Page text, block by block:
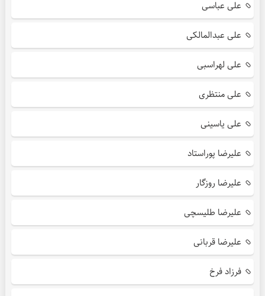
علی عباسی
علی عبدالمالکی
علی لهراسبی
علی منتظری
علی یاسینی
علیرضا پوراستاد
علیرضا روزگار
علیرضا طلیسچی
علیرضا قربانی
فرزاد فرخ